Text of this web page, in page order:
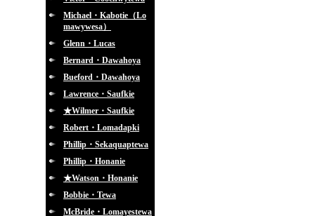
Michael・Kabotie（Lo
mawywesa）
Glenn・Lucas
Bernard・Dawahoya
Bueford・Dawahoya
Lawrence・Saufkie
★Wilmer・Saufkie
Robert・Lomadapki
Phillip・Sekaquaptewa
Phillip・Honanie
★Watson・Honanie
Bobbie・Tewa
McBride・Lomayestewa